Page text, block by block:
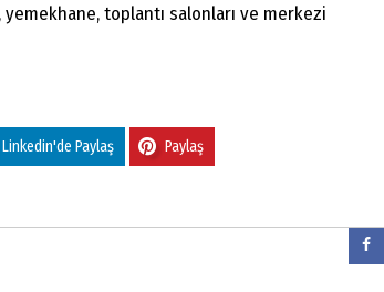
toplantı salonları ve merkezi
Linkedin'de Paylaş Paylaş